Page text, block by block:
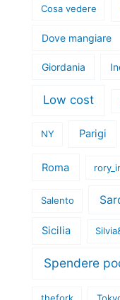
Cosa vedere
Dove mangiare
Giordania
Low cost
NY Parigi
Roma
Salento
Sicilia
Spendere